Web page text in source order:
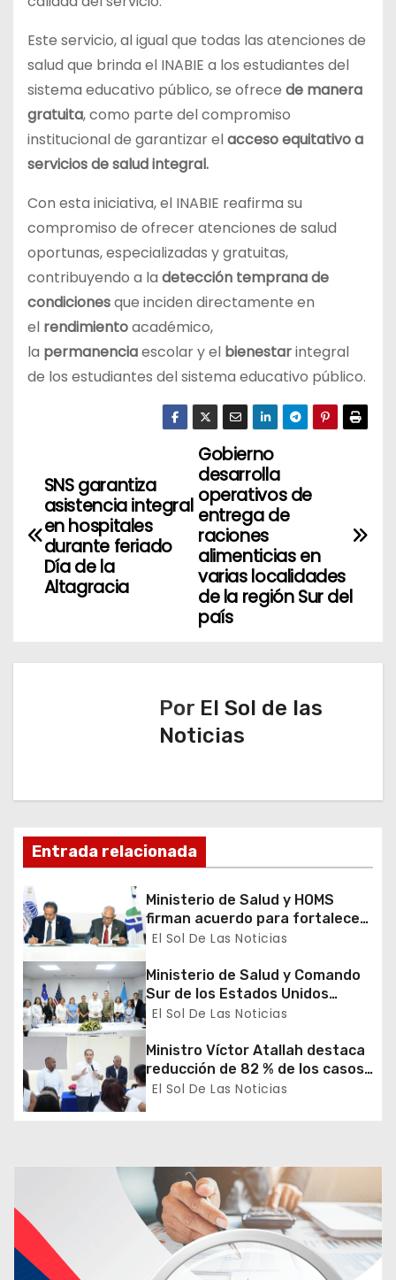
Este servicio, al igual que todas las atenciones de
salud que brinda el INABIE a los estudiantes del
sistema educativo público, se ofrece de manera
gratuita, como parte del compromiso
institucional de garantizar elacceso equitativo a
servicios de salud integral.
Con esta iniciativa, el INABIE reafirma su
compromiso de ofrecer atenciones de salud
oportunas, especializadas y gratuitas,
contribuyendo a la detección temprana de
condicionesque inciden directamente en
el rendimientoacadémico,
la permanenciaescolar y el bienestarintegral
de los estudiantes del sistema educativo público.
v
n
d
e
e
n
t
r
d
Gobierno
desarrolla
operativos de
entrega de
raciones
alimenticias en
varias localidades
de la región Sur del
país
SNS garantiza
asistencia integral
en hospitales
durante feriado
Día de la
Altagracia
Por El Sol de las
Noticias
Entrada relacionada
Ministerio de Salud y HOMS
firman acuerdo para fortalecer
la prevención, diagnóstico y
virales
El Sol De Las Noticias
Ministerio de Salud y Comando
Sur de los Estados Unidos
realizan misión médica Amistad
2026 en La Vega
El Sol De Las Noticias
Ministro Víctor Atallah destaca
reducción de 82 % de los casos
de malaria en Azua durante
recorrido por DPS
El Sol De Las Noticias